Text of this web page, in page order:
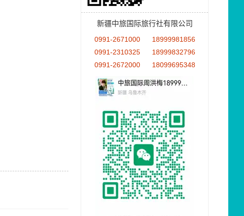
新疆中旅国际旅行社有限公司
0991-2671000
18999981856
0991-2310325
18999832796
0991-2672000
18099695348